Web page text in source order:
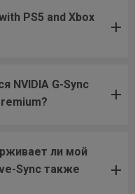
PS5 and Xbox
NVIDIA G-Sync
ли мой
Sync также